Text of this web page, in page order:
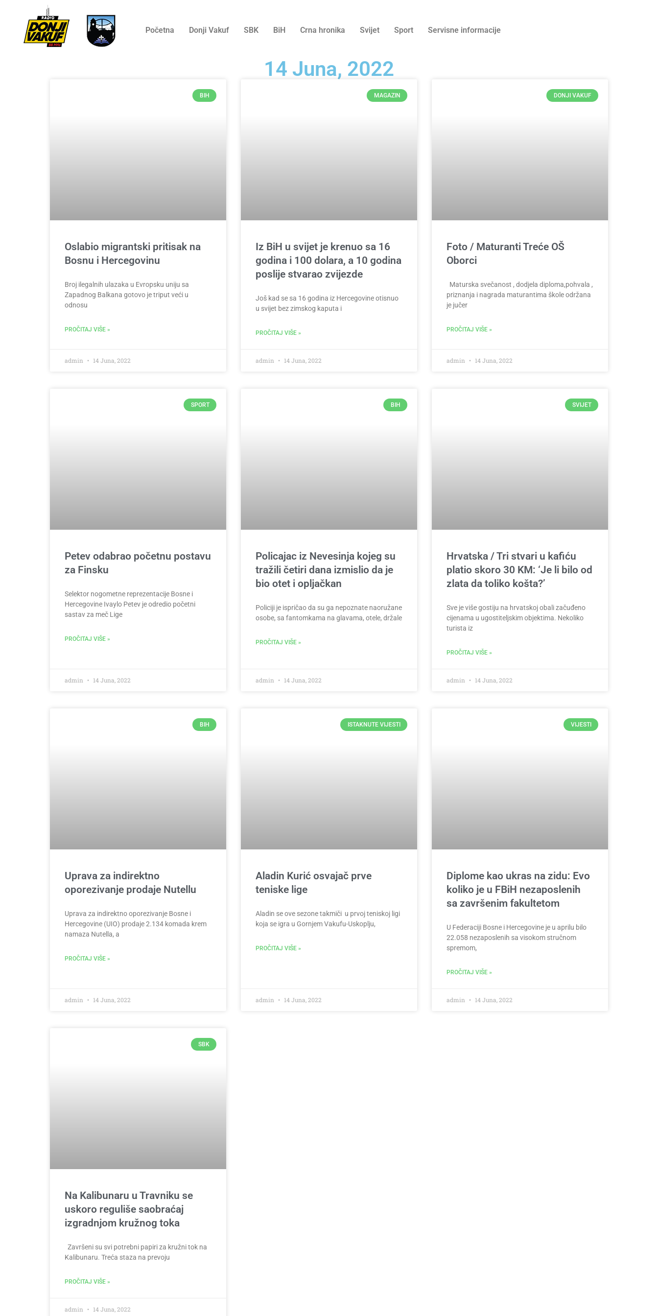
Početna Donji Vakuf SBK BiH Crna hronika Svijet Sport Servisne informacije
14 Juna, 2022
BIH
Oslabio migrantski pritisak na
Bosnu i Hercegovinu
Broj ilegalnih ulazaka u Evropsku uniju sa
Zapadnog Balkana gotovo je triput veći u
odnosu
PROČITAJ VIŠE »
admin 14 Juna, 2022
MAGAZIN
Iz BiH u svijet je krenuo sa 16
godina i 100 dolara, a 10 godina
poslije stvarao zvijezde
Još kad se sa 16 godina iz Hercegovine otisnuo
u svijet bez zimskog kaputa i
PROČITAJ VIŠE »
admin 14 Juna, 2022
DONJI VAKUF
Foto / Maturanti Treće OŠ
Oborci
Maturska svečanost , dodjela diploma,pohvala ,
priznanja i nagrada maturantima škole održana
je jučer
PROČITAJ VIŠE »
admin 14 Juna, 2022
SPORT
Petev odabrao početnu postavu
za Finsku
Selektor nogometne reprezentacije Bosne i
Hercegovine Ivaylo Petev je odredio početni
sastav za meč Lige
PROČITAJ VIŠE »
admin 14 Juna, 2022
BIH
Policajac iz Nevesinja kojeg su
tražili četiri dana izmislio da je
bio otet i opljačkan
Policiji je ispričao da su ga nepoznate naoružane
osobe, sa fantomkama na glavama, otele, držale
PROČITAJ VIŠE »
admin 14 Juna, 2022
SVIJET
Hrvatska / Tri stvari u kafiću
platio skoro 30 KM: ‘Je li bilo od
zlata da toliko košta?’
Sve je više gostiju na hrvatskoj obali začuđeno
cijenama u ugostiteljskim objektima. Nekoliko
turista iz
PROČITAJ VIŠE »
admin 14 Juna, 2022
BIH
Uprava za indirektno
oporezivanje prodaje Nutellu
Uprava za indirektno oporezivanje Bosne i
Hercegovine (UIO) prodaje 2.134 komada krem
namaza Nutella, a
PROČITAJ VIŠE »
admin 14 Juna, 2022
ISTAKNUTE VIJESTI
Aladin Kurić osvajač prve
teniske lige
Aladin se ove sezone takmiči u prvoj teniskoj ligi
koja se igra u Gornjem Vakufu-Uskoplju,
PROČITAJ VIŠE »
admin 14 Juna, 2022
VIJESTI
Diplome kao ukras na zidu: Evo
koliko je u FBiH nezaposlenih
sa završenim fakultetom
U Federaciji Bosne i Hercegovine je u aprilu bilo
22.058 nezaposlenih sa visokom stručnom
spremom,
PROČITAJ VIŠE »
admin 14 Juna, 2022
SBK
Na Kalibunaru u Travniku se
uskoro reguliše saobraćaj
izgradnjom kružnog toka
Završeni su svi potrebni papiri za kružni tok na
Kalibunaru. Treća staza na prevoju
PROČITAJ VIŠE »
admin 14 Juna, 2022